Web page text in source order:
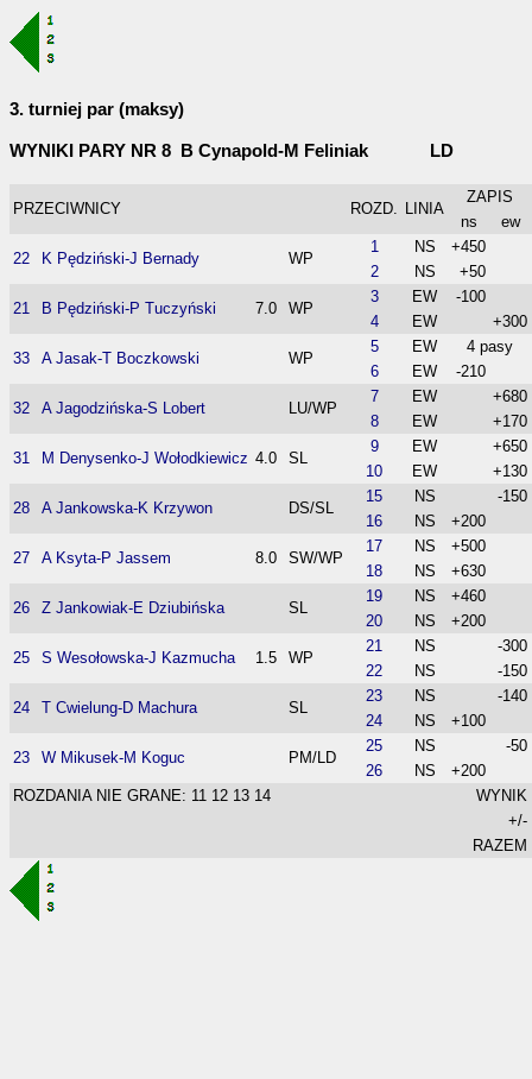
3. turniej par (maksy)
WYNIKI PARY NR 8 B Cynapold-M Feliniak LD
PRZECIWNICY ROZD. LINIA
ZAPIS
ns
ew
22 K Pędziński-J Bernady WP
1 NS
+450
2
NS +50
21 B Pędziński-P Tuczyński 7.0 WP
3 EW
-100
4
EW +300
33 A Jasak-T Boczkowski WP
5 EW
4 pasy
6
EW -210
32 A Jagodzińska-S Lobert LU/WP
7 EW
+680
8
EW +170
31 M Denysenko-J Wołodkiewicz 4.0 SL
9 EW
+650
10
EW +130
28 A Jankowska-K Krzywon DS/SL
15 NS
-150
16
NS +200
27 A Ksyta-P Jassem 8.0 SW/WP
17 NS
+500
18
NS +630
26 Z Jankowiak-E Dziubińska SL
19 NS
+460
20
NS +200
25 S Wesołowska-J Kazmucha 1.5 WP
21 NS
-300
22
NS -150
24 T Cwielung-D Machura SL
23 NS
-140
24
NS +100
23 W Mikusek-M Koguc PM/LD
25 NS
-50
26
NS
+200
ROZDANIA NIE GRANE: 11 12 13 14
WYNIK
+/-
RAZEM